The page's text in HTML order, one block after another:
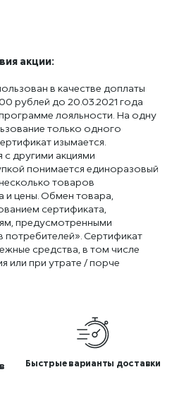
акции:
в качестве доплаты
рублей до 20.03.2021 года
лояльности. На одну
только одного
изымается.
другими акциями
понимается единоразовый
товаров
и цены. Обмен товара,
сертификата,
предусмотренными
Сертификат
средства, в том числе
или при утрате / порче
Быстрые варианты доставки